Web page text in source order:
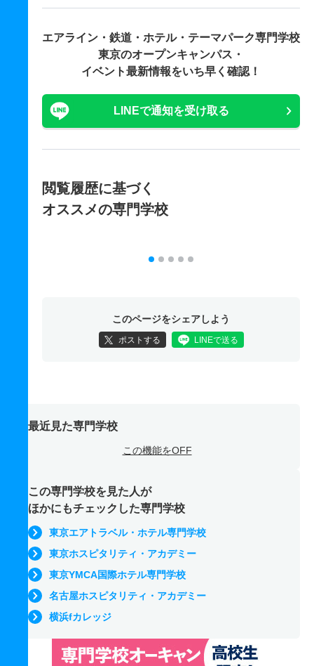
エアライン・鉄道・ホテル・テーマパーク専門学校
東京のオープンキャンパス・
イベント最新情報をいち早く確認！
LINEで通知を受け取る
閲覧履歴に基づく
オススメの専門学校
このページをシェアしよう
ポストする LINEで送る
最近見た専門学校
この機能をOFF
この専門学校を見た人が
ほかにもチェックした専門学校
東京エアトラベル・ホテル専門学校
東京ホスピタリティ・アカデミー
東京YMCA国際ホテル専門学校
名古屋ホスピタリティ・アカデミー
横浜fカレッジ